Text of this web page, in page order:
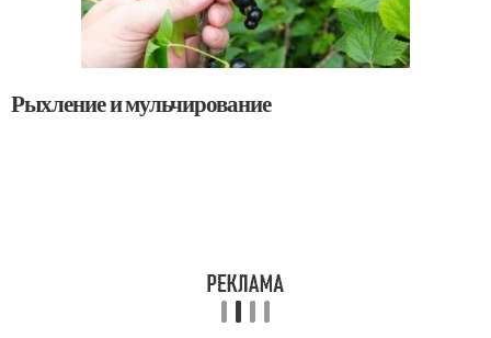
Рыхление и мульчирование